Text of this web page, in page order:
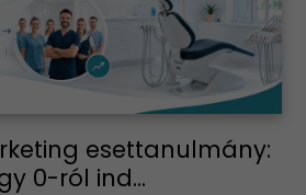
esettanulmány:
0-ról ind...